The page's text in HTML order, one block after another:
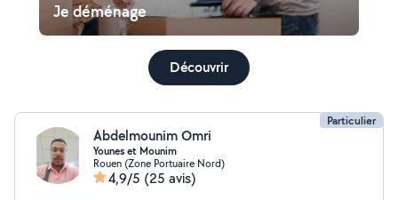
Je déménage
Découvrir
Particulier
Abdelmounim Omri
Younes et Mounim
Rouen (Zone Portuaire Nord)
4,9/5 (25 avis)